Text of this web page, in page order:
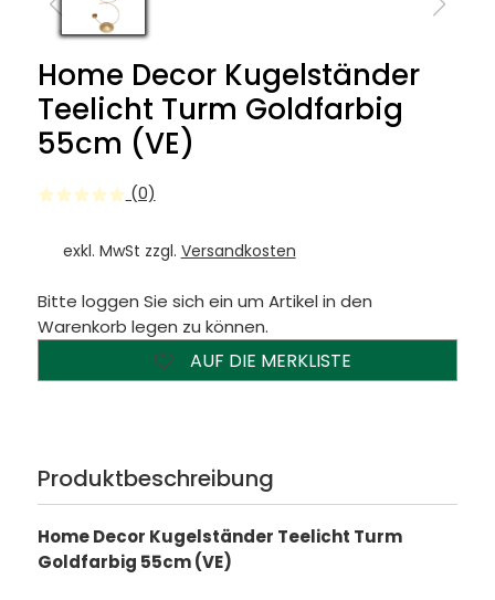
Home Decor Kugelständer
Teelicht Turm Goldfarbig
55cm (VE)
(0)
exkl. MwSt zzgl. Versandkosten
Bitte loggen Sie sich ein um Artikel in den
Warenkorb legen zu können.
AUF DIE MERKLISTE
Produktbeschreibung
Home Decor Kugelständer Teelicht Turm
Goldfarbig 55cm (VE)